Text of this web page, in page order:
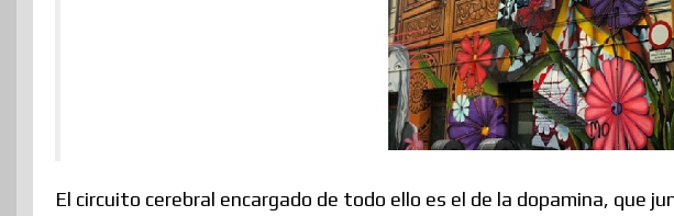
El circuito cerebral encargado de todo ello es el de la dopamina, que